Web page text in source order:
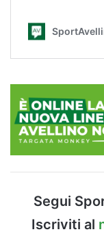
Segui
Iscriviti al